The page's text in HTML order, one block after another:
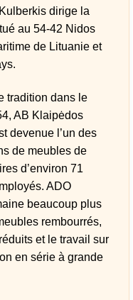
dirige la
au 54-42 Nidos
de Lituanie et
tradition dans le
AB Klaipėdos
devenue l’un des
de meubles de
d’environ 71
ADO
beaucoup plus
rembourrés,
et le travail sur
en série à grande